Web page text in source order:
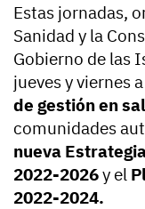
Estas jornadas,
Sanidad y la
Gobierno de las
jueves y viernes a
de gestión en
comunidades
nueva
2022-2026y el
2022-2024.